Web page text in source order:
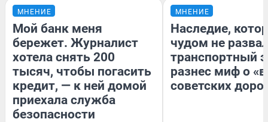
МНЕНИЕ
Мой банк меня
бережет. Журналист
хотела снять 200
тысяч, чтобы погасить
кредит, — к ней домой
приехала служба
безопасности
МНЕНИЕ
Наследие,
чудом не
транспортный
разнес миф о
советских